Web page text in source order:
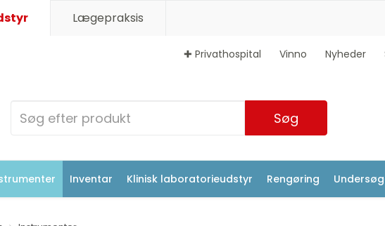
Lægepraksis
✚ Privathospital Vinno Nyheder
Søg
Inventar Klinisk laboratorieudstyr Rengøring